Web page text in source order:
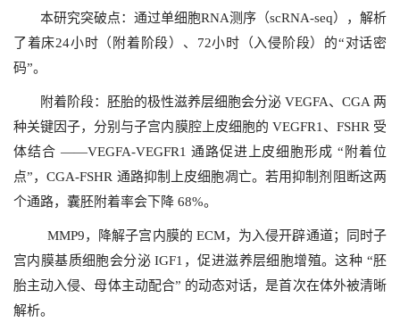
本研究突破点：通过单细胞RNA测序（scRNA-seq），解析
了着床24小时（附着阶段）、72小时（入侵阶段）的“对话密
码”。
附着阶段：胚胎的极性滋养层细胞会分泌 VEGFA、CGA 两
种关键因子，分别与子宫内膜腔上皮细胞的 VEGFR1、FSHR 受
体结合 ——VEGFA-VEGFR1 通路促进上皮细胞形成 “附着位
点”，CGA-FSHR 通路抑制上皮细胞凋亡。若用抑制剂阻断这两
个通路，囊胚附着率会下降 68%。
MMP9，降解子宫内膜的 ECM，为入侵开辟通道；同时子
宫内膜基质细胞会分泌 IGF1，促进滋养层细胞增殖。这种 “胚
胎主动入侵、母体主动配合” 的动态对话，是首次在体外被清晰
解析。